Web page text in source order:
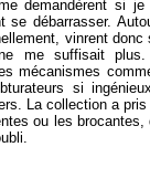
demandèrent si je
débarrasser.
vinrent donc
me suffisait
mécanismes
si
La collection a
ou les brocantes,